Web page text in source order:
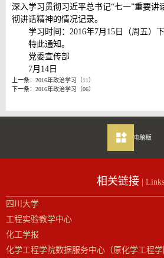
深入学习贯彻习近平总书记“七一”重要讲
彻讲话精神的情况记录。
学习时间：2016年7月15日（周五）
特此通知。
党委宣传部
7月14日
上一条： 2016年政治学习（11）
下一条： 2016年政治学习（06）
电脑版
相关链接 | Links
四川大学
工程实验教学中心
化工学报
化学工程学院数据服务中心（原化学工程学